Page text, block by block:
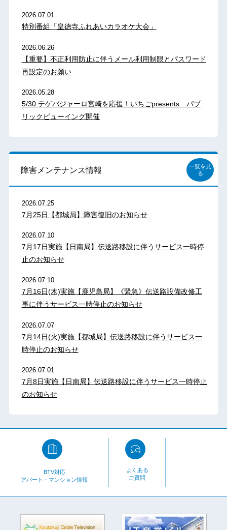
2026.07.01
特別番組「皇徳寺ふれあいカラオケ大会」
2026.06.26
【重要】不正利用防止に伴うメール利用制限とパスワード
再設定のお願い
2026.05.28
5/30 テゲバジャーロ宮崎を応援！いちごpresents パブ
リックビューイング開催
障害メンテナンス情報
一覧を見
る
2026.07.25
7月25日【都城局】障害復旧のお知らせ
2026.07.10
7月17日実施【日南局】伝送路移設に伴うサービス一時停
止のお知らせ
2026.07.10
7月16日(木)実施【鹿児島局】《緊急》伝送路設備改修工
事に伴うサービス一時停止のお知らせ
2026.07.07
7月14日(火)実施【都城局】伝送路移設に伴うサービス一
時停止のお知らせ
2026.07.01
7月8日実施【日南局】伝送路移設に伴うサービス一時停止
のお知らせ
BTV対応
アパート・マンション情報
よくある
ご質問